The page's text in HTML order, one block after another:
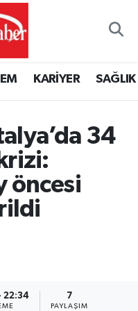
KARİYER SAĞLIK
34
öncesi
22:34 7
PAYLAŞIM